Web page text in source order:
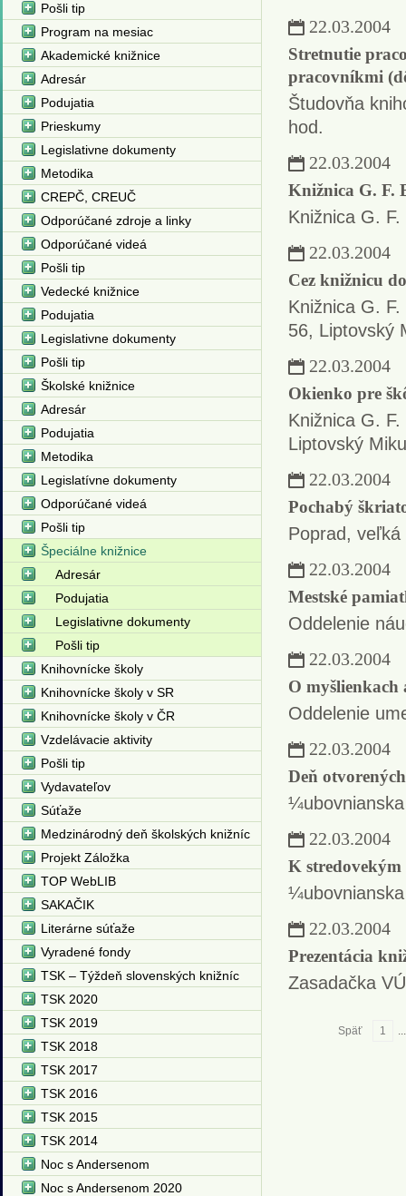
22.03.2004
Stretnutie
pracovníkmi
Študovňa
hod.
22.03.2004
Knižnica G. F.
Knižnica G.
22.03.2004
Cez knižnicu
Knižnica G.
56, Liptovský
22.03.2004
Okienko pre
Knižnica G.
Liptovský
22.03.2004
Pochabý
Poprad,
22.03.2004
Mestské
Oddelenie
22.03.2004
O myšlienkach
Oddelenie
22.03.2004
Deň
22.03.2004
K stredovekým
22.03.2004
Prezentácia
Zasadačka
Späť 1
Pošli tip
Program na mesiac
Akademické knižnice
Adresár
Podujatia
Prieskumy
Legislativne dokumenty
Metodika
CREPČ, CREUČ
Odporúčané zdroje a linky
Odporúčané videá
Pošli tip
Vedecké knižnice
Podujatia
Legislativne dokumenty
Pošli tip
Školské knižnice
Adresár
Podujatia
Metodika
Legislatívne dokumenty
Odporúčané videá
Pošli tip
Špeciálne knižnice
Adresár
Podujatia
Legislativne dokumenty
Pošli tip
Knihovnícke školy
Knihovnícke školy v SR
Knihovnícke školy v ČR
Vzdelávacie aktivity
Pošli tip
Vydavateľov
Súťaže
Medzinárodný deň školských knižníc
Projekt Záložka
TOP WebLIB
SAKAČIK
Literárne súťaže
Vyradené fondy
TSK – Týždeň slovenských knižníc
TSK 2020
TSK 2019
TSK 2018
TSK 2017
TSK 2016
TSK 2015
TSK 2014
Noc s Andersenom
Noc s Andersenom 2020